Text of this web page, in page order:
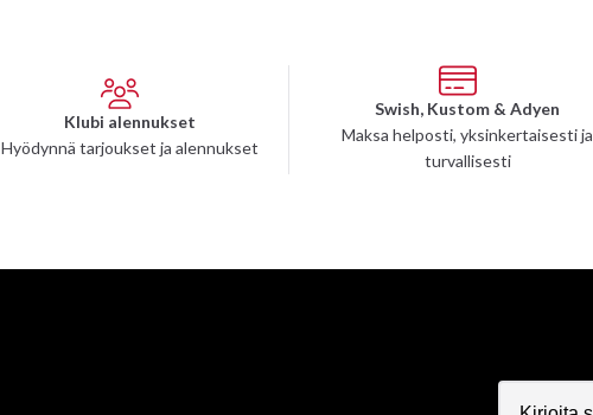
Klubi alennukset
Hyödynnä tarjoukset ja alennukset
Swish, Kustom & Adyen
Maksa helposti, yksinkertaisesti ja
turvallisesti